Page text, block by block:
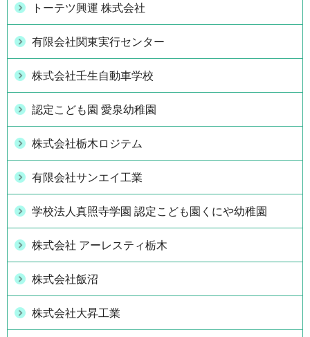
トーテツ興運 株式会社
有限会社関東実行センター
株式会社壬生自動車学校
認定こども園 愛泉幼稚園
株式会社栃木ロジテム
有限会社サンエイ工業
学校法人真照寺学園 認定こども園くにや幼稚園
株式会社 アーレスティ栃木
株式会社飯沼
株式会社大昇工業